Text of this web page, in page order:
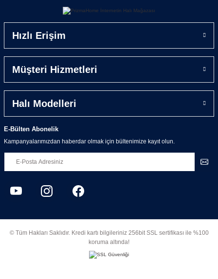
Hızlı Erişim
Müşteri Hizmetleri
Halı Modelleri
E-Bülten Abonelik
Kampanyalarımızdan haberdar olmak için bültenimize kayıt olun.
© Tüm Hakları Saklıdır. Kredi kartı bilgileriniz 256bit SSL sertifikası ile %100
koruma altında!